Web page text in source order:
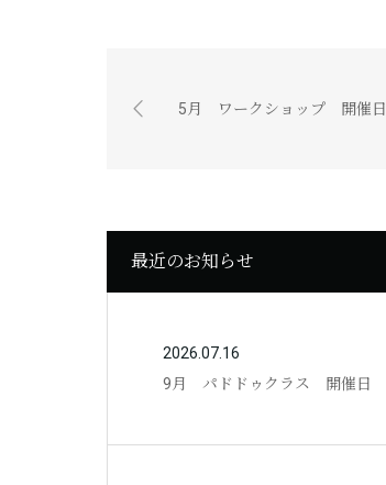
5月 ワークショップ 開催日
最近のお知らせ
2026.07.16
9月 パドドゥクラス 開催日